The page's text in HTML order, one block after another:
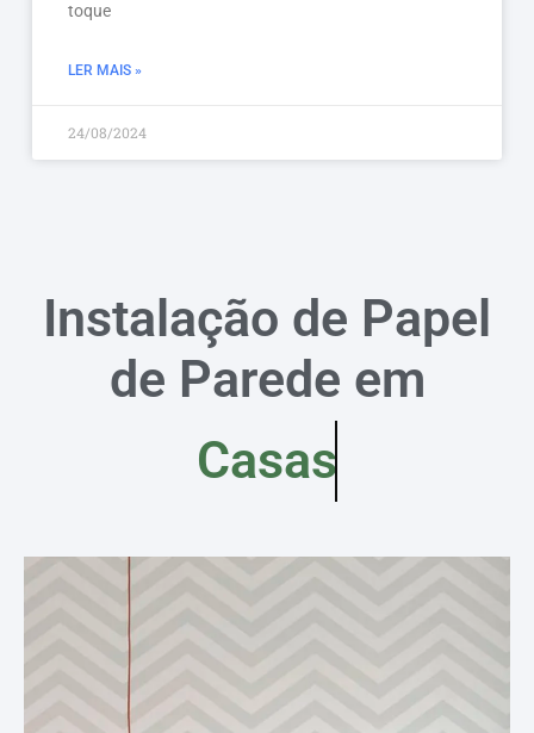
toque
LER MAIS »
24/08/2024
Instalação de Papel
de Parede em
Casas